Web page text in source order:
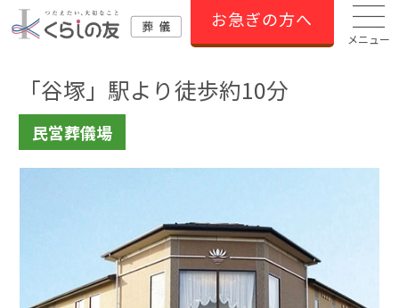
お急ぎの方へ
メニュー
「谷塚」駅より徒歩約10分
民営葬儀場